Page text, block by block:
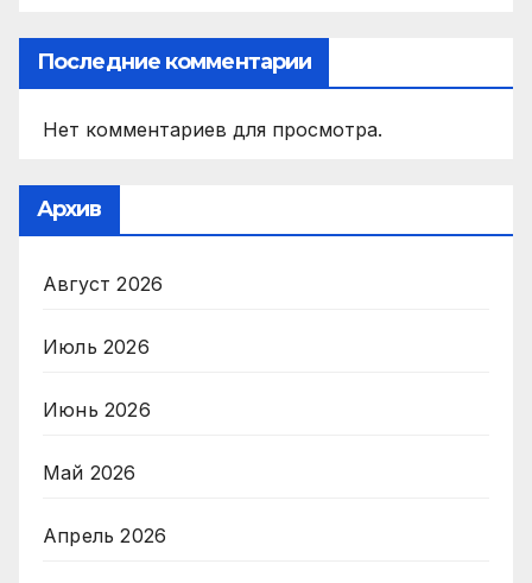
Последние комментарии
Нет комментариев для просмотра.
Архив
Август 2026
Июль 2026
Июнь 2026
Май 2026
Апрель 2026